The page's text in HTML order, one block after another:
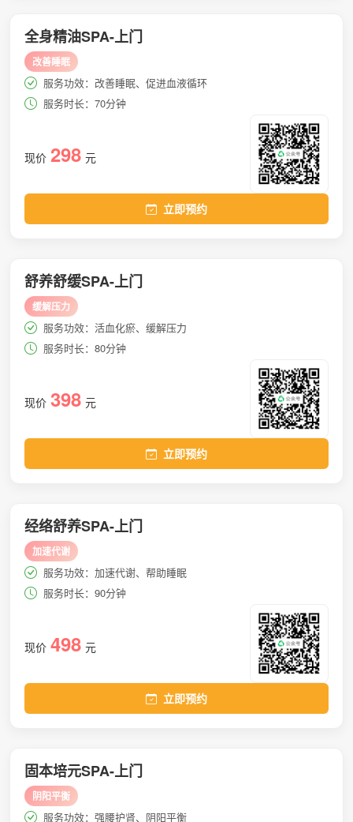
全身精油SPA-上门
改善睡眠
服务功效：改善睡眠、促进血液循环
服务时长：70分钟
现价 298 元
立即预约
舒养舒缓SPA-上门
缓解压力
服务功效：活血化瘀、缓解压力
服务时长：80分钟
现价 398 元
立即预约
经络舒养SPA-上门
加速代谢
服务功效：加速代谢、帮助睡眠
服务时长：90分钟
现价 498 元
立即预约
固本培元SPA-上门
阴阳平衡
服务功效：强腰护肾、阴阳平衡